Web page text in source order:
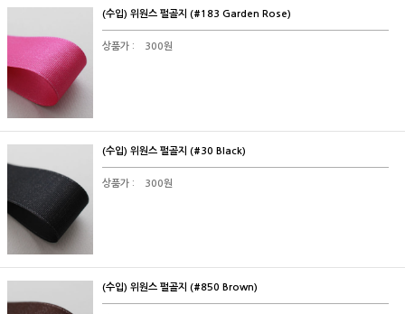
(수입) 위원스 펄골지 (#183 Garden Rose)
상품가 : 300원
(수입) 위원스 펄골지 (#30 Black)
상품가 : 300원
(수입) 위원스 펄골지 (#850 Brown)